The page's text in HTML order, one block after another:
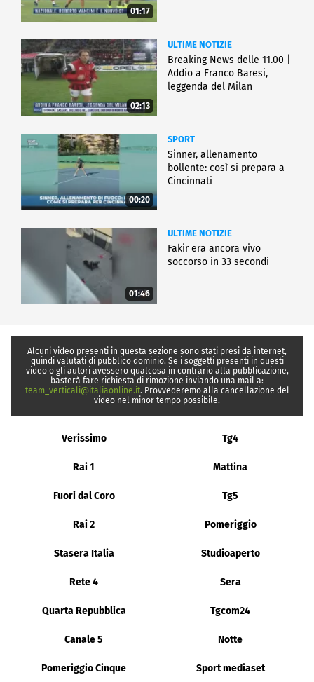
01:17
02:13
ULTIME NOTIZIE
Breaking News delle 11.00 |
Addio a Franco Baresi,
leggenda del Milan
00:20
SPORT
Sinner, allenamento
bollente: così si prepara a
Cincinnati
01:46
ULTIME NOTIZIE
Fakir era ancora vivo
soccorso in 33 secondi
Alcuni video presenti in questa sezione sono stati presi da internet,
quindi valutati di pubblico dominio. Se i soggetti presenti in questi
video o gli autori avessero qualcosa in contrario alla pubblicazione,
basterà fare richiesta di rimozione inviando una mail a:
team_verticali@italiaonline.it. Provvederemo alla cancellazione del
video nel minor tempo possibile.
Verissimo Tg4
Rai 1 Mattina
Fuori dal Coro Tg5
Rai 2 Pomeriggio
Stasera Italia Studioaperto
Rete 4 Sera
Quarta Repubblica Tgcom24
Canale 5 Notte
Pomeriggio Cinque Sport mediaset